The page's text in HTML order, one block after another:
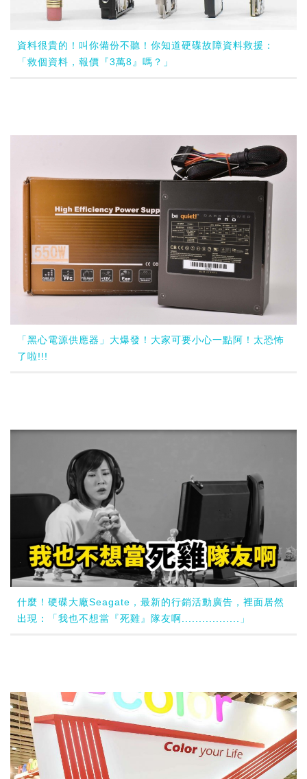
資料很貴的！叫你備份不聽！你知道硬碟故障資料救援：
「救個資料，報價『3萬8』嗎？」
「黑心電源供應器」大爆發！大家可要小心一點阿！太恐怖
了啦!!!
什麼！硬碟大廠Seagate，最新的行銷活動廣告，裡面居然
出現：「我也不想當『死雞』隊友啊.................」